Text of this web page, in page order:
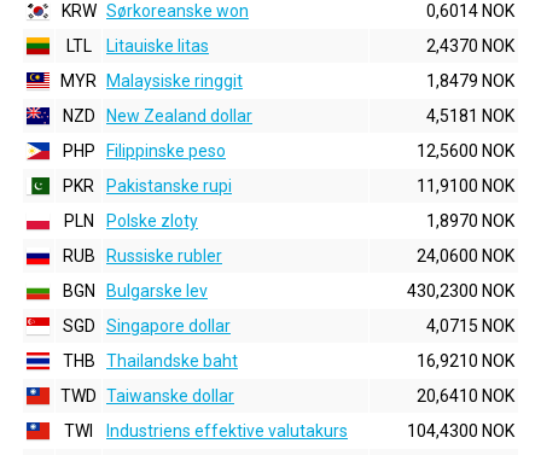
KRW Sørkoreanske won
0,6014 NOK
LTL
Litauiske litas
2,4370 NOK
MYR
Malaysiske ringgit
1,8479 NOK
NZD
New Zealand dollar
4,5181 NOK
PHP
Filippinske peso
12,5600 NOK
PKR
Pakistanske rupi
11,9100 NOK
PLN
Polske zloty
1,8970 NOK
RUB
Russiske rubler
24,0600 NOK
BGN
Bulgarske lev
430,2300 NOK
SGD
Singapore dollar
4,0715 NOK
THB
Thailandske baht
16,9210 NOK
TWD Taiwanske dollar
20,6410 NOK
TWI
Industriens effektive valutakurs
104,4300 NOK